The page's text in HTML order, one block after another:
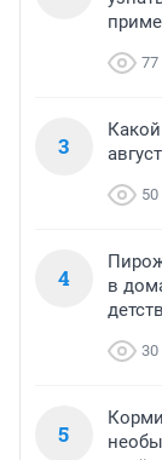
77
3
50
4
в
30
5